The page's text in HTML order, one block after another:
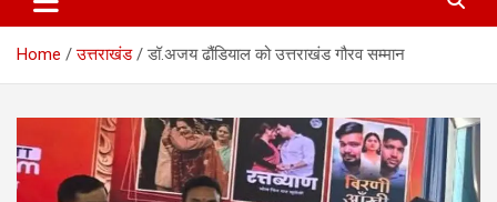
Home उत्तराखंड डॉ.अजय ढौंडियाल को उत्तराखंड गौरव सम्मान